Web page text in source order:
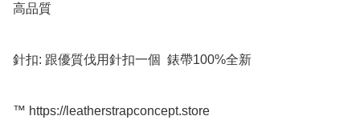
高品質
針扣: 跟優質伐用針扣一個  錶帶100%全新
™️ https://leatherstrapconcept.store